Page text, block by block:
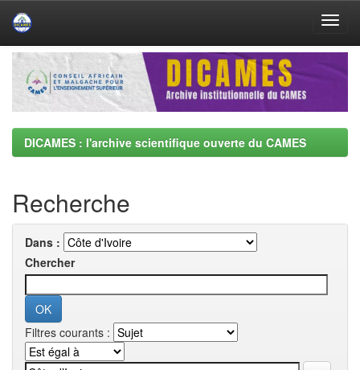
Skip
navigation
DICAMES : l'archive scientifique ouverte du CAMES
Recherche
Dans :
Chercher
Filtres courants :